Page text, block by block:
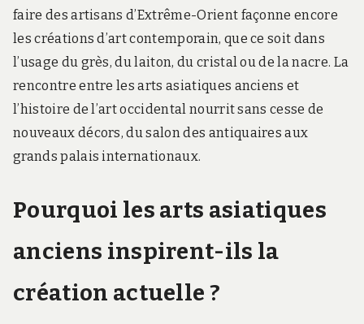
faire des artisans d’Extrême-Orient façonne encore
les créations d’art contemporain, que ce soit dans
l’usage du grès, du laiton, du cristal ou de la nacre. La
rencontre entre les arts asiatiques anciens et
l’histoire de l’art occidental nourrit sans cesse de
nouveaux décors, du salon des antiquaires aux
grands palais internationaux.
Pourquoi les arts asiatiques
anciens inspirent-ils la
création actuelle ?